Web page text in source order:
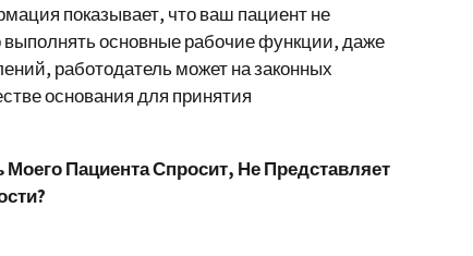
показывает, что ваш пациент не
выполнять основные рабочие функции, даже
работодатель может на законных
основания для принятия
Пациента Спросит, Не Представляет